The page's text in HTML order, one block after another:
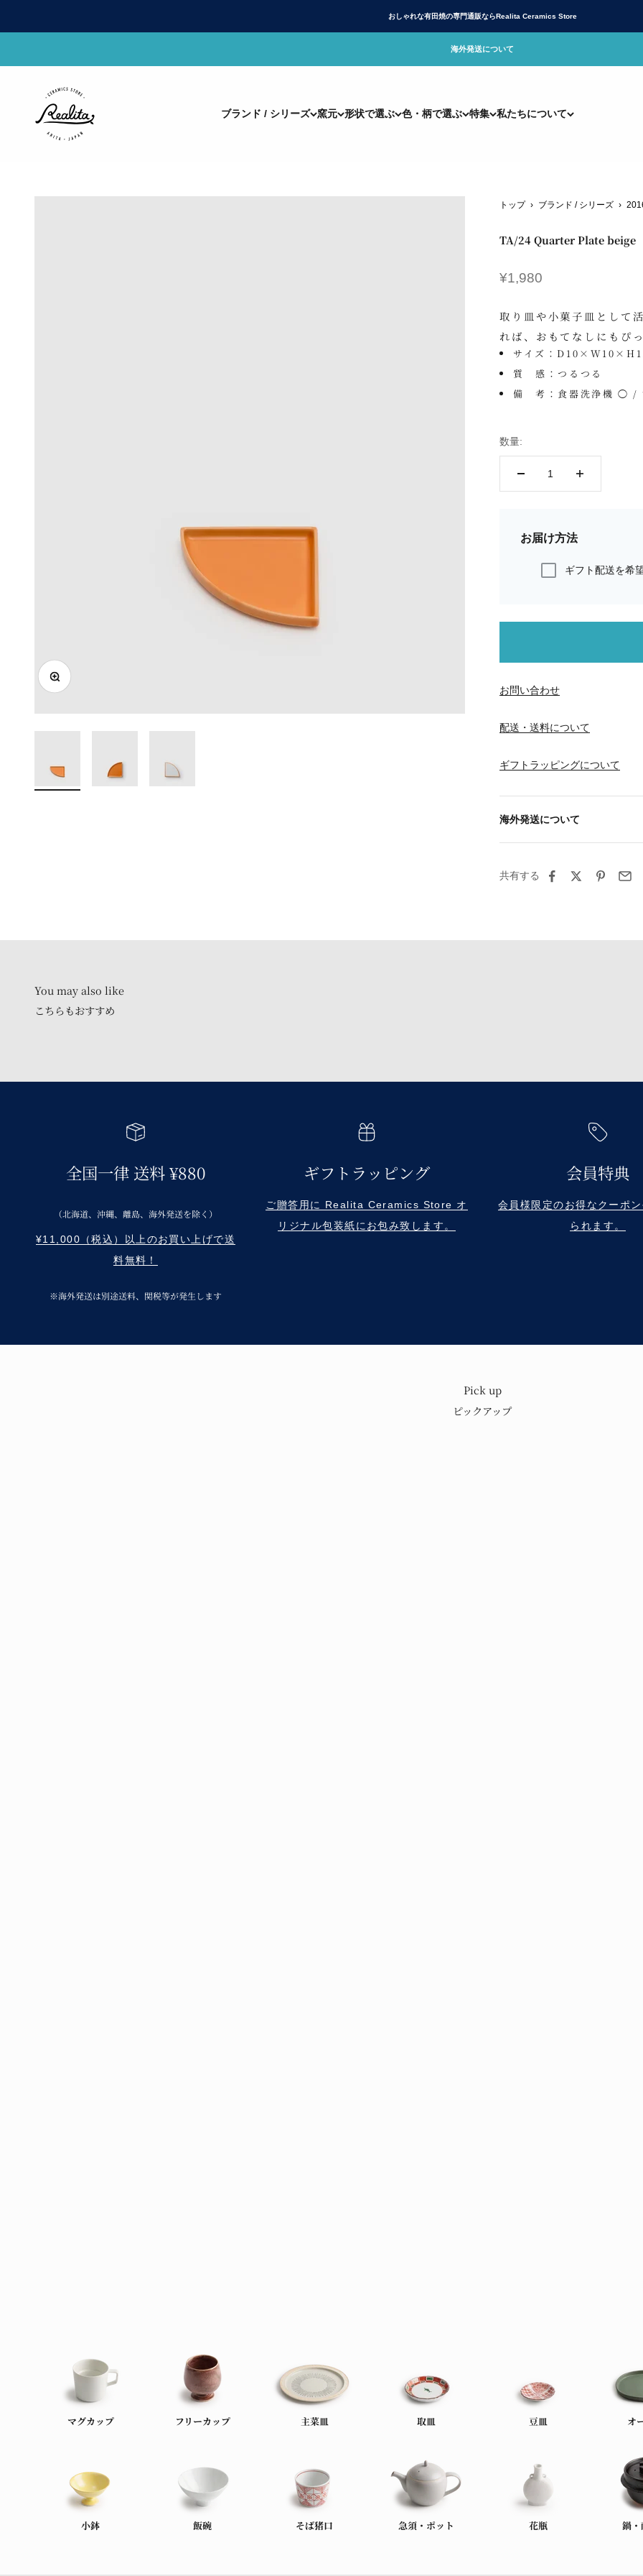
おしゃれな有田焼の専門通販ならRealita Ceramics Store
海外発送について
ブランド / シリーズ 窯元 形状で選ぶ 色・柄で選ぶ 特集 私たちについて
有田焼(ありたやき)の専門通販 Realita Ceramics Store (リアリタ)公式サイト
ズームイン
トップ › ブランド / シリーズ ›
TA/24 Quarter Plate beige
セール価格
¥1,980
取り皿や小菓子皿として
れば、おもてなしにもぴ
サイズ：
質 感：つるつる
備 考：食器洗浄機 ◯ /
数量:
お届け方法
ギフト配送を希
お問い合わせ
配送・送料について
ギフトラッピングについて
海外発送について
共有する
こちらもおすすめ
全国一律 送料 ¥880
（北海道、沖縄、離島、海外発送を除く）
¥11,000（税込）以上のお買い上げで送
料無料！
※海外発送は別途送料、関税等が発生します
ギフトラッピング
ご贈答用に Realita Ceramics Store オ
リジナル包装紙にお包み致します。
会員特典
会員様限定のお得なクーポ
られます。
Pick up
ピックアップ
マグカップ フリーカップ 主菜皿 取皿 豆皿 オ
小鉢 飯碗 そば猪口 急須・ポット 花瓶 鍋